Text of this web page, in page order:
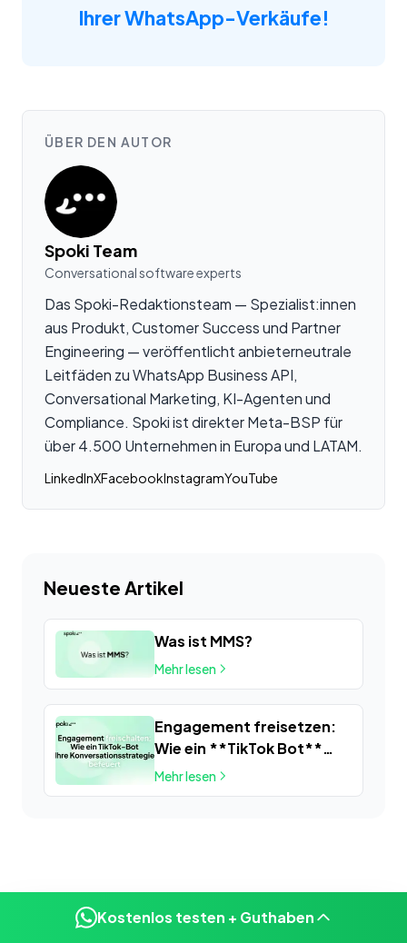
Ihrer WhatsApp-Verkäufe!
ÜBER DEN AUTOR
Spoki Team
Conversational software experts
Das Spoki-Redaktionsteam — Spezialist:innen
aus Produkt, Customer Success und Partner
Engineering — veröffentlicht anbieterneutrale
Leitfäden zu WhatsApp Business API,
Conversational Marketing, KI-Agenten und
Compliance. Spoki ist direkter Meta-BSP für
über 4.500 Unternehmen in Europa und LATAM.
LinkedInXFacebookInstagramYouTube
Neueste Artikel
Was ist MMS?
Mehr lesen
Engagement freisetzen:
Wie ein **TikTok Bot**
Ihre
Konversationsstrategie
Mehr lesen
Kostenlos testen + Guthaben